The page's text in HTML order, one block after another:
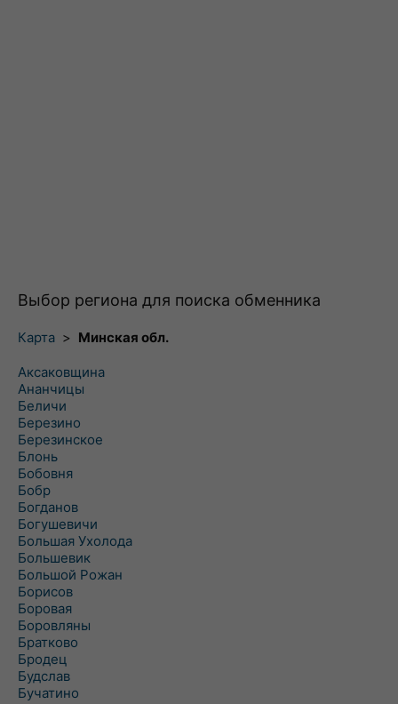
Выбор региона для поиска обменника
Карта > Минская обл.
Аксаковщина
Ананчицы
Беличи
Березино
Березинское
Блонь
Бобовня
Бобр
Богданов
Богушевичи
Большая Ухолода
Большевик
Большой Рожан
Борисов
Боровая
Боровляны
Братково
Бродец
Будслав
Бучатино